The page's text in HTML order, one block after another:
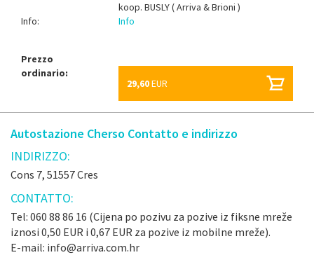
koop. BUSLY ( Arriva & Brioni )
Info:
Info
Prezzo
ordinario:
29,60EUR
Autostazione Cherso Contatto e indirizzo
INDIRIZZO:
Cons 7, 51557 Cres
CONTATTO:
Tel: 060 88 86 16 (Cijena po pozivu za pozive iz fiksne mreže
iznosi 0,50 EUR i 0,67 EUR za pozive iz mobilne mreže).
E-mail: info@arriva.com.hr